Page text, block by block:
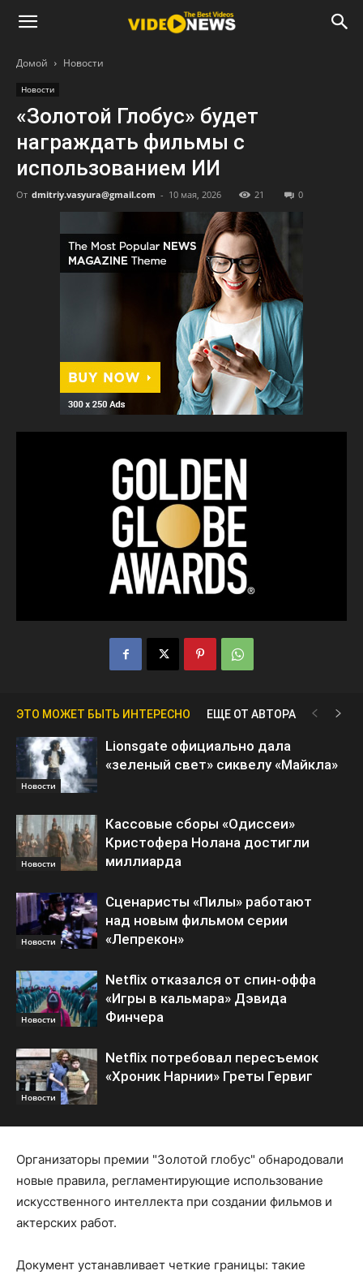
Домой Новости
Новости
«Золотой Глобус» будет
награждать фильмы с
использованием ИИ
От dmitriy.vasyura@gmail.com - 10 мая, 2026 21 0
ЭТО МОЖЕТ БЫТЬ ИНТЕРЕСНО ЕЩЕ ОТ АВТОРА
Новости
Lionsgate официально дала
«зеленый свет» сиквелу «Майкла»
Новости
Кассовые сборы «Одиссеи»
Кристофера Нолана достигли
миллиарда
Новости
Сценаристы «Пилы» работают
над новым фильмом серии
«Лепрекон»
Новости
Netflix отказался от спин-оффа
«Игры в кальмара» Дэвида
Финчера
Новости
Netflix потребовал пересъемок
«Хроник Нарнии» Греты Гервиг
Организаторы премии "Золотой глобус" обнародовали
новые правила, регламентирующие использование
искусственного интеллекта при создании фильмов и
актерских работ.
Документ устанавливает четкие границы: такие